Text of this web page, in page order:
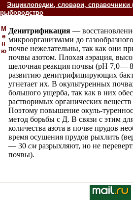
Энциклопедии, словари, справочники
рыбоводство
М
е
н
ю
Денитрификация —
микроорганизмами до
почве нежелательны, так как они
почвы азотом. Плохая аэрация,
щелочная реакция почвы (рН 7,0—
развитию денитрифицирующих
угнетает их. В окультуренных
большого ущерба, так как в них
растворимых органических
Поэтому повышение окуль-
метод борьбы с Д. В связи с этим
количества азота в почве прудов
время осушения прудов рыхлить
— 30 см разрыхляют, но не
почвы).